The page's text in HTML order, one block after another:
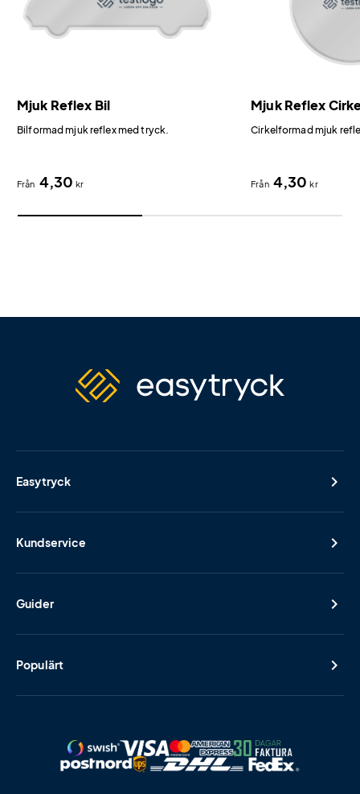
Mjuk Reflex Bil
Bilformad mjuk reflex med tryck.
Från 4,30kr
Mjuk Reflex
Cirkelformad mjuk
Från 4,30kr
Easytryck
Kundservice
Guider
Populärt